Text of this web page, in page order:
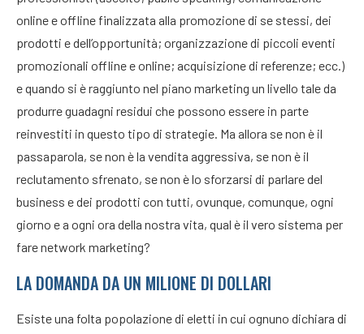
online e offline finalizzata alla promozione di se stessi, dei
prodotti e dell’opportunità; organizzazione di piccoli eventi
promozionali offline e online; acquisizione di referenze; ecc.)
e quando si è raggiunto nel piano marketing un livello tale da
produrre guadagni residui che possono essere in parte
reinvestiti in questo tipo di strategie. Ma allora se non è il
passaparola, se non è la vendita aggressiva, se non è il
reclutamento sfrenato, se non è lo sforzarsi di parlare del
business e dei prodotti con tutti, ovunque, comunque, ogni
giorno e a ogni ora della nostra vita, qual è il vero sistema per
fare network marketing?
LA DOMANDA DA UN MILIONE DI DOLLARI
Esiste una folta popolazione di eletti in cui ognuno dichiara di